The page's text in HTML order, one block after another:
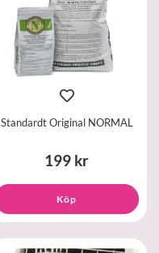
Standardt Original NORMAL
199 kr
Köp